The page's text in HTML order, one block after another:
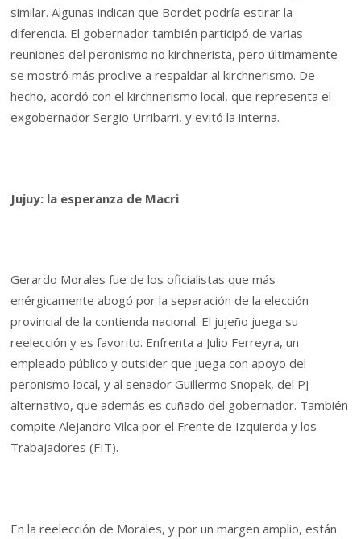
similar. Algunas indican que Bordet podría estirar la
diferencia. El gobernador también participó de varias
reuniones del peronismo no kirchnerista, pero últimamente
se mostró más proclive a respaldar al kirchnerismo. De
hecho, acordó con el kirchnerismo local, que representa el
exgobernador Sergio Urribarri, y evitó la interna.
Jujuy: la esperanza de Macri
Gerardo Morales fue de los oficialistas que más
enérgicamente abogó por la separación de la elección
provincial de la contienda nacional. El jujeño juega su
reelección y es favorito. Enfrenta a Julio Ferreyra, un
empleado público y outsider que juega con apoyo del
peronismo local, y al senador Guillermo Snopek, del PJ
alternativo, que además es cuñado del gobernador. También
compite Alejandro Vilca por el Frente de Izquierda y los
Trabajadores (FIT).
En la reelección de Morales, y por un margen amplio, están